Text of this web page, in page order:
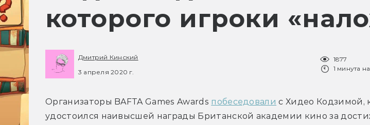
которого игроки
Дмитрий Кинский
3 апреля 2020 г.
1877
1 минута
Организаторы BAFTA Games Awards побеседовали с Хидео Кодзимой,
удостоился наивысшей награды Британской академии кино за